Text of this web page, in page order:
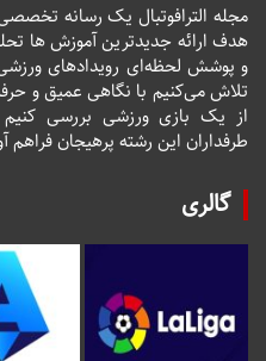
مجله الترافوتبال یک رسانه
هدف ارائه جدیدترین آموزش ها
و پوشش لحظه‌ای رویدادهای
تلاش می‌کنیم با نگاهی عمیق و
از یک بازی ورزشی بررسی کنیم
طرفداران این رشته پرهیجان فراهم
گالری